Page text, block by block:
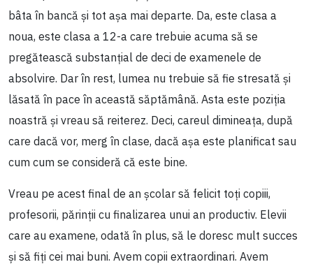
bâta în bancă și tot așa mai departe. Da, este clasa a
noua, este clasa a 12-a care trebuie acuma să se
pregătească substanțial de deci de examenele de
absolvire. Dar în rest, lumea nu trebuie să fie stresată și
lăsată în pace în această săptămână. Asta este poziția
noastră și vreau să reiterez. Deci, careul dimineața, după
care dacă vor, merg în clase, dacă așa este planificat sau
cum cum se consideră că este bine.
Vreau pe acest final de an școlar să felicit toți copiii,
profesorii, părinții cu finalizarea unui an productiv. Elevii
care au examene, odată în plus, să le doresc mult succes
și să fiți cei mai buni. Avem copii extraordinari. Avem